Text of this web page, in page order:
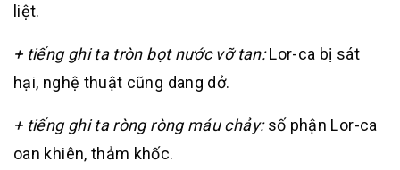
liệt.
+ tiếng ghi ta tròn bọt nước vỡ tan:Lor-ca bị sát
hại, nghệ thuật cũng dang dở.
+ tiếng ghi ta ròng ròng máu chảy:số phận Lor-ca
oan khiên, thảm khốc.